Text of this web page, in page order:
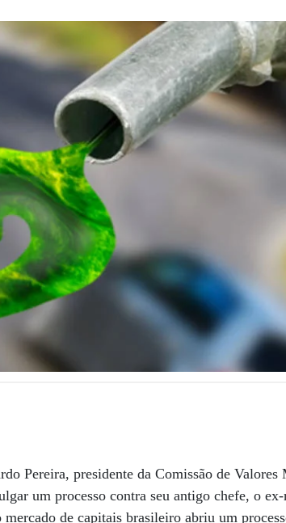
Pereira, presidente da Comissão de
um processo contra seu antigo chefe, o
de capitais brasileiro abriu um